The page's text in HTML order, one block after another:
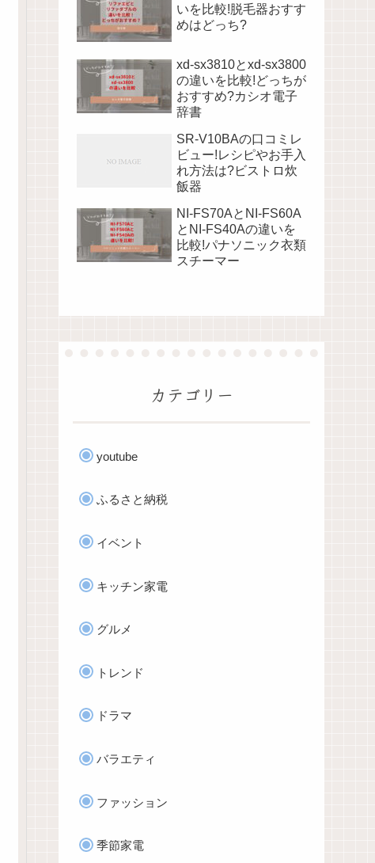
いを比較!脱毛器おすす
めはどっち?
xd-sx3810とxd-sx3800
の違いを比較!どっちが
おすすめ?カシオ電子
辞書
SR-V10BAの口コミレ
ビュー!レシピやお手入
れ方法は?ビストロ炊
飯器
NI-FS70AとNI-FS60A
とNI-FS40Aの違いを
比較!パナソニック衣類
スチーマー
カテゴリー
youtube
ふるさと納税
イベント
キッチン家電
グルメ
トレンド
ドラマ
バラエティ
ファッション
季節家電